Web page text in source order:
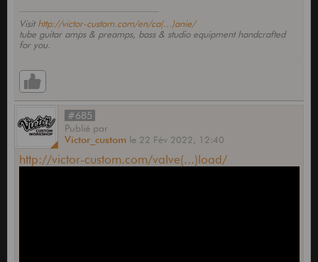
Visithttp://victor-custom.com/en/ca(...)anie/
tube guitar amps & preamps, bass & studio equipment handcrafted
for you.
#685
Publié par
Victor_custom le 22 Fév 2022, 12:40
http://victor-custom.com/valve(...)load/